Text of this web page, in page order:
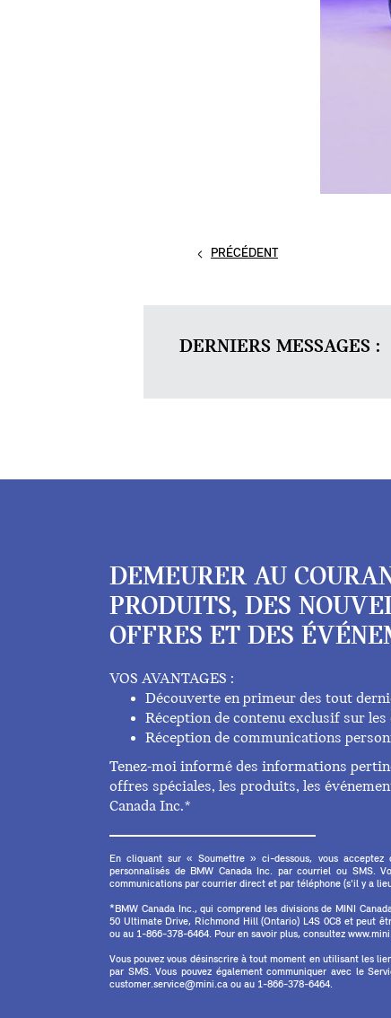
PRÉCÉDENT
DERNIERS MESSAGES :
DEMEURER AU
PRODUITS, DES
OFFRES ET DES
VOS AVANTAGES :
Découverte en primeur des tout
Réception de contenu exclusif sur
Réception de communications
Tenez-moi informé des informations
offres spéciales, les produits, les
Canada Inc.*
En cliquant sur « Soumettre » ci-dessous, vous acceptez
personnalisés de BMW Canada Inc. par courriel ou SMS.
communications par courrier direct et par téléphone (s'il y a
*BMW Canada Inc., qui comprend les divisions de MINI
50 Ultimate Drive, Richmond Hill (Ontario) L4S 0C8 et peut
ou au 1-866-378-6464. Pour en savoir plus, consultez
Vous pouvez vous désinscrire à tout moment en utilisant les
par SMS. Vous pouvez également communiquer avec le
customer.service@mini.ca ou au 1-866-378-6464.